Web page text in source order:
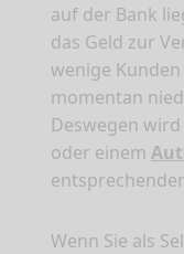
auf der Bank
das Geld zur
wenige
momentan
Deswegen
oder einem
Wenn Sie als